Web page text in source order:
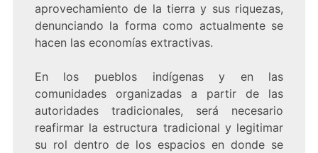
aprovechamiento de la tierra y sus riquezas,
denunciando la forma como actualmente se
hacen las economías extractivas.
En los pueblos indígenas y en las
comunidades organizadas a partir de las
autoridades tradicionales, será necesario
reafirmar la estructura tradicional y legitimar
su rol dentro de los espacios en donde se